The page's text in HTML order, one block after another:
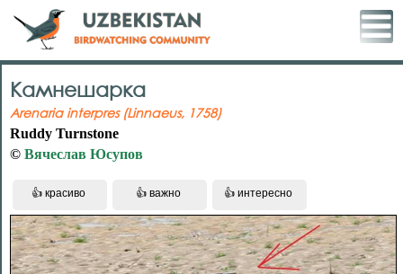
Камнешарка
Arenaria interpres (Linnaeus, 1758)
Ruddy Turnstone
© Вячеслав Юсупов